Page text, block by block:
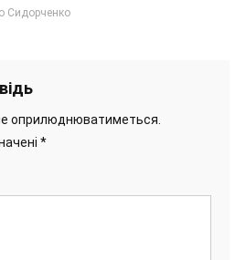
Сидорченко
оприлюднюватиметься.
*